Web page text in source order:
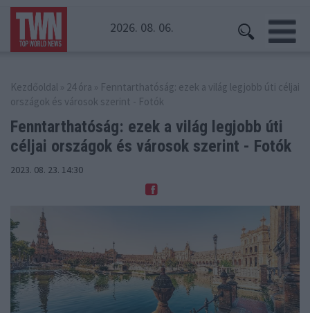
2026. 08. 06.
Kezdőoldal » 24 óra » Fenntarthatóság: ezek a világ legjobb úti céljai
országok és városok szerint - Fotók
Fenntarthatóság: ezek a világ legjobb úti
céljai országok és városok szerint - Fotók
2023. 08. 23. 14:30